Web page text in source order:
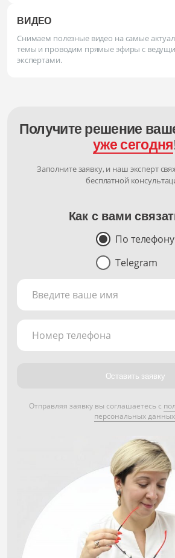
ВИДЕО
Снимаем полезные видео на самые
темы и проводим прямые эфиры с
экспертами.
Получите решение
уже сегодня
Заполните заявку, и наш эксперт
бесплатной
Как с вами
По телефону
Telegram
Введите ваше имя
Номер телефона
Оставить заявку
Отправляя заявку вы соглашаетесь с
персональных данных